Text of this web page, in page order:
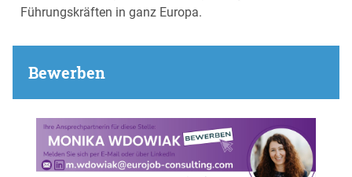
Führungskräften in ganz Europa.
Bewerben